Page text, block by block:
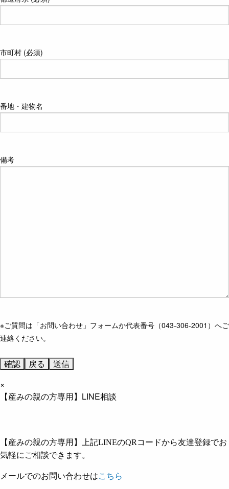
市町村 (必須)
番地・建物名
備考
※ご質問は「お問い合わせ」フォームか代表番号（043-306-2001）へご
連絡ください。
×
【産みの親の方専用】LINE相談
【産みの親の方専用】上記LINEのQRコードから友達登録でお
気軽にご相談できます。
メールでのお問い合わせはこちら